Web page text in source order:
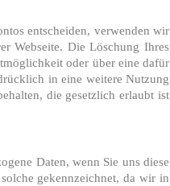
entscheiden, verwenden wir
Webseite. Die Löschung Ihres
oder über eine dafür
in eine weitere Nutzung
die gesetzlich erlaubt ist
Daten, wenn Sie uns diese
gekennzeichnet, da wir in